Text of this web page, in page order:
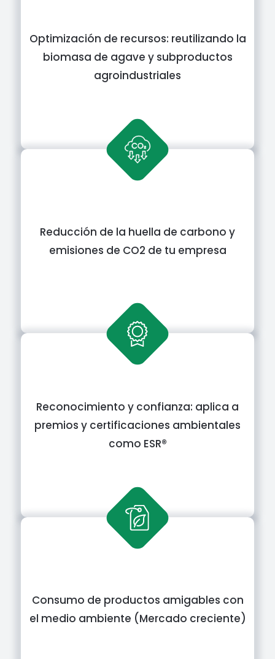
Optimización de recursos: reutilizando la
biomasa de agave y subproductos
agroindustriales
Reducción de la huella de carbono y
emisiones de CO2 de tu empresa
Reconocimiento y confianza: aplica a
premios y certificaciones ambientales
como ESR®
Consumo de productos amigables con
el medio ambiente (Mercado creciente)